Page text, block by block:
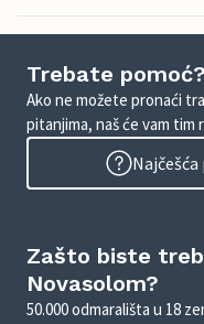
Trebate pomoć?
Ako ne možete pronaći
pitanjima, naš će vam tim
Zašto biste
Novasolom?
50.000 odmarališta u 18